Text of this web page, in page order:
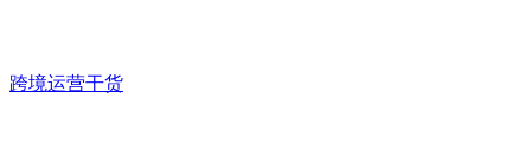
跨境运营干货